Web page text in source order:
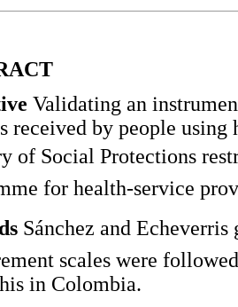
Validating an
received by people
of Social Protections
for health-service
Sánchez and
scales were
in Colombia.